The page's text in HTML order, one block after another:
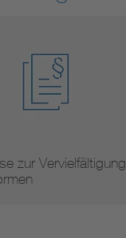
zur Vervielfältigung